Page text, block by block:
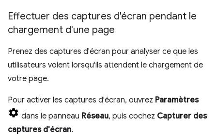
Effectuer des captures d'écran pendant le
chargement d'une page
Prenez des captures d'écran pour analyser ce que les
utilisateurs voient lorsqu'ils attendent le chargement de
votre page.
Pour activer les captures d'écran, ouvrez Paramètres
dans le panneau Réseau, puis cochez Capturer des
captures d'écran.